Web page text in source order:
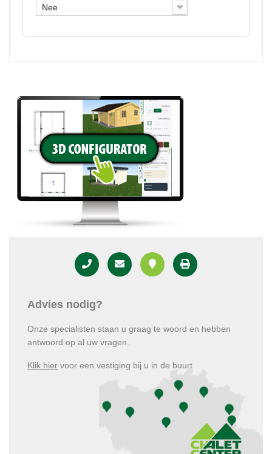
Nee
Advies nodig?
Onze specialisten staan u graag te woord en hebben
antwoord op al uw vragen.
Klik hier voor een vestiging bij u in de buurt